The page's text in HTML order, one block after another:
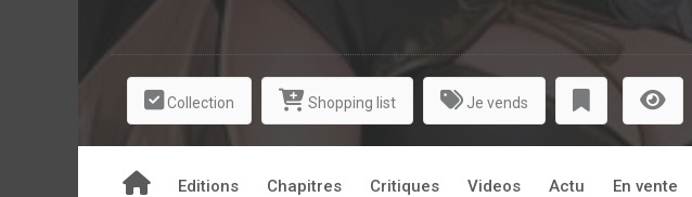
Collection Shopping list Je vends
Editions Chapitres Critiques Videos Actu En vente